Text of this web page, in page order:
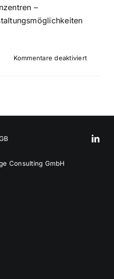
–
Kommentare deaktiviertfür
Consulting GmbH